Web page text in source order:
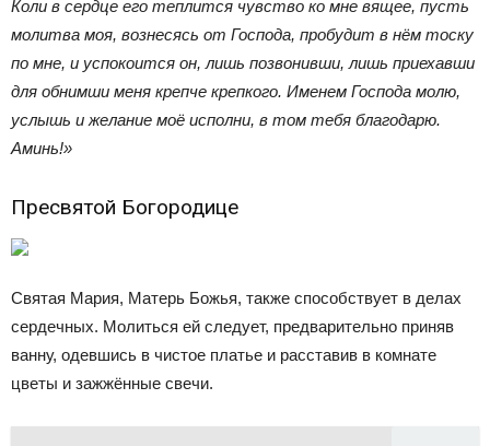
Коли в сердце его теплится чувство ко мне вящее, пусть
молитва моя, вознесясь от Господа, пробудит в нём тоску
по мне, и успокоится он, лишь позвонивши, лишь приехавши
для обнимши меня крепче крепкого. Именем Господа молю,
услышь и желание моё исполни, в том тебя благодарю.
Аминь!»
Пресвятой Богородице
Святая Мария, Матерь Божья, также способствует в делах
сердечных. Молиться ей следует, предварительно приняв
ванну, одевшись в чистое платье и расставив в комнате
цветы и зажжённые свечи.